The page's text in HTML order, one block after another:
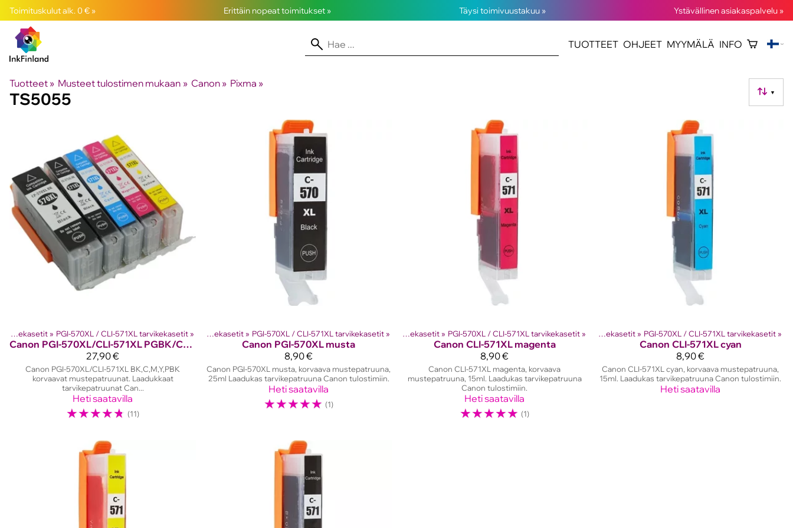
Toimituskulut alk. 0 € » Erittäin nopeat toimitukset » Täysi toimivuustakuu » Ystävällinen asiakaspalvelu »
TUOTTEET OHJEET MYYMÄLÄ INFO
Tuotteet ‪» Musteet tulostimen mukaan ‪» Canon ‪» Pixma ‪»
▼
TS5055
Canon mustekasetit ‪» PGI-570XL / CLI-571XL tarvikekasetit ‪»
Canon
PGI-570XL/CLI-571XL PGBK/C/M/Y/BK multipack
27,90 €
Canon PGI-570XL/CLI-571XL BK,C,M,Y,PBK
korvaavat mustepatruunat. Laadukkaat
tarvikepatruunat Can...
Heti saatavilla
☆☆☆☆☆ (11)
Tuotteet‪»Mustesuihkutulostinten kasetit‪» Canon mustekasetit ‪» PGI-570XL / CLI-571XL tarvikekasetit ‪»
Canon PGI-570XL musta
8,90 €
Canon PGI-570XL musta, korvaava mustepatruuna,
25ml Laadukas tarvikepatruuna Canon tulostimiin.
Heti saatavilla
☆☆☆☆☆ (1)
Tuotteet‪»Mustesuihkutulostinten kasetit‪» Canon mustekasetit ‪» PGI-570XL / CLI-571XL tarvikekasetit ‪»
Canon CLI-571XL magenta
8,90 €
Canon CLI-571XL magenta, korvaava
mustepatruuna, 15ml. Laadukas tarvikepatruuna
Canon tulostimiin.
Heti saatavilla
☆☆☆☆☆ (1)
Tuotteet‪»Mustesuihkutulostinten kasetit‪» Canon mustekasetit ‪» PGI-570XL / CLI-571XL tarvikekasetit ‪»
Canon CLI-571XL cyan
8,90 €
Canon CLI-571XL cyan, korvaava mustepatruuna,
15ml. Laadukas tarvikepatruuna Canon tulostimiin.
Heti saatavilla